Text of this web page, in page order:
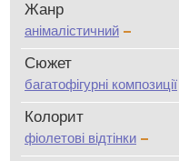
Жанр
анімалістичний
Сюжет
багатофігурні композиції
Колорит
фіолетові відтінки